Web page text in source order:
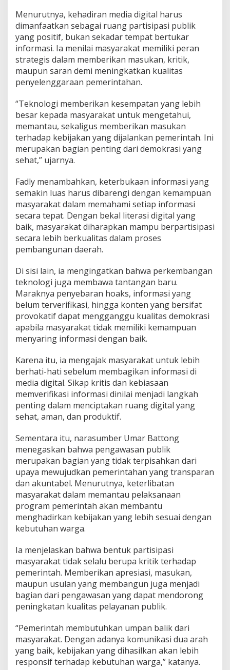
s
i
J
a
l
a
n
P
e
m
r
i
a
a
n
Menurutnya, kehadiran media digital harus
dimanfaatkan sebagai ruang partisipasi publik
yang positif, bukan sekadar tempat bertukar
informasi. Ia menilai masyarakat memiliki peran
strategis dalam memberikan masukan, kritik,
maupun saran demi meningkatkan kualitas
penyelenggaraan pemerintahan.
“Teknologi memberikan kesempatan yang lebih
besar kepada masyarakat untuk mengetahui,
memantau, sekaligus memberikan masukan
terhadap kebijakan yang dijalankan pemerintah. Ini
merupakan bagian penting dari demokrasi yang
sehat,” ujarnya.
Fadly menambahkan, keterbukaan informasi yang
semakin luas harus dibarengi dengan kemampuan
masyarakat dalam memahami setiap informasi
secara tepat. Dengan bekal literasi digital yang
baik, masyarakat diharapkan mampu berpartisipasi
secara lebih berkualitas dalam proses
pembangunan daerah.
Di sisi lain, ia mengingatkan bahwa perkembangan
teknologi juga membawa tantangan baru.
Maraknya penyebaran hoaks, informasi yang
belum terverifikasi, hingga konten yang bersifat
provokatif dapat mengganggu kualitas demokrasi
apabila masyarakat tidak memiliki kemampuan
menyaring informasi dengan baik.
Karena itu, ia mengajak masyarakat untuk lebih
berhati-hati sebelum membagikan informasi di
media digital. Sikap kritis dan kebiasaan
memverifikasi informasi dinilai menjadi langkah
penting dalam menciptakan ruang digital yang
sehat, aman, dan produktif.
Sementara itu, narasumber Umar Battong
menegaskan bahwa pengawasan publik
merupakan bagian yang tidak terpisahkan dari
upaya mewujudkan pemerintahan yang transparan
dan akuntabel. Menurutnya, keterlibatan
masyarakat dalam memantau pelaksanaan
program pemerintah akan membantu
menghadirkan kebijakan yang lebih sesuai dengan
kebutuhan warga.
Ia menjelaskan bahwa bentuk partisipasi
masyarakat tidak selalu berupa kritik terhadap
pemerintah. Memberikan apresiasi, masukan,
maupun usulan yang membangun juga menjadi
bagian dari pengawasan yang dapat mendorong
peningkatan kualitas pelayanan publik.
“Pemerintah membutuhkan umpan balik dari
masyarakat. Dengan adanya komunikasi dua arah
yang baik, kebijakan yang dihasilkan akan lebih
responsif terhadap kebutuhan warga,” katanya.